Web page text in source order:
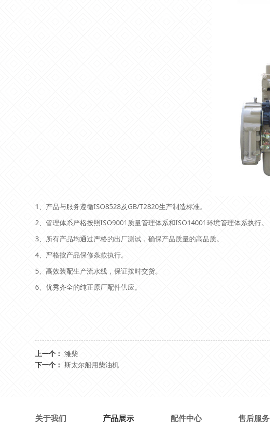
1、产品与服务遵循ISO8528及GB/T2820生产制造标准。
2、管理体系严格按照ISO9001质量管理体系和ISO14001环境管理体系执行。
3、所有产品均通过严格的出厂测试，确保产品质量的高品质。
4、严格按产品保修条款执行。
5、高效装配生产流水线，保证按时交货。
6、优秀齐全的纯正原厂配件供应。
上一个： 潍柴
下一个： 斯太尔船用柴油机
关于我们 产品展示 配件中心 售后服务